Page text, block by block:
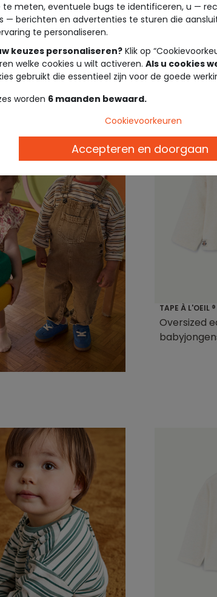
6,99 €
met
TAPE À L'OEIL ®
Oversized
te meten, eventuele bugs te identificeren, u —
— berichten en advertenties te sturen die
te personaliseren.
keuzes personaliseren? Klik op
welke cookies u wilt activeren. Als u cookies
gebruikt die essentieel zijn voor de goede
worden 6 maanden bewaard.
Cookievoorkeuren
Accepteren en doorgaan